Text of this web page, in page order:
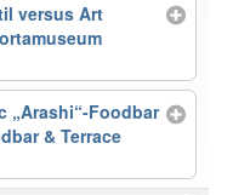
versus Art
„Arashi“-Foodbar
& Terrace